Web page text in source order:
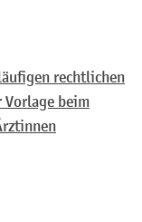
rechtlichen
beim